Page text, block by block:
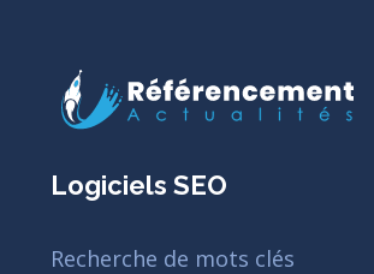
Logiciels SEO
Recherche de mots clés